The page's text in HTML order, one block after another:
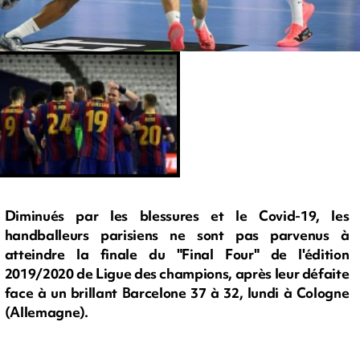
Diminués par les blessures et le Covid-19, les
handballeurs parisiens ne sont pas parvenus à
atteindre la finale du "Final Four" de l'édition
2019/2020 de Ligue des champions, après leur défaite
face à un brillant Barcelone 37 à 32, lundi à Cologne
(Allemagne).